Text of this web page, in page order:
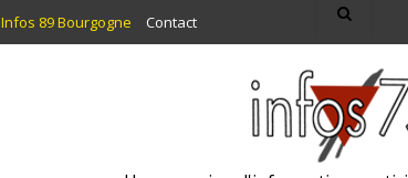
Infos 89 Bourgogne Contact